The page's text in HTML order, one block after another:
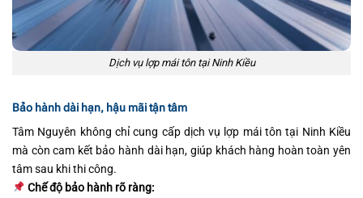
Dịch vụ lợp mái tôn tại Ninh Kiều
Bảo hành dài hạn, hậu mãi tận tâm
Tâm Nguyên không chỉ cung cấp dịch vụ lợp mái tôn tại Ninh Kiều
mà còn cam kết bảo hành dài hạn, giúp khách hàng hoàn toàn yên
tâm sau khi thi công.
Chế độ bảo hành rõ ràng: